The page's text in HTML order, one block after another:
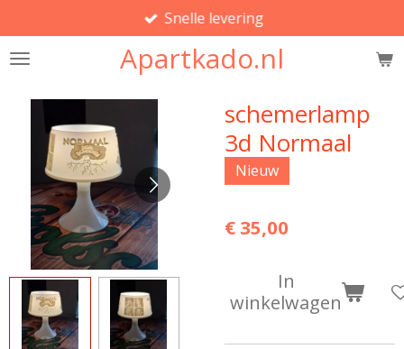
direct
naar
Apartkado.nl
Snelle levering
schemerlamp
3d Normaal
Nieuw
€ 35,00
In
winkelwagen